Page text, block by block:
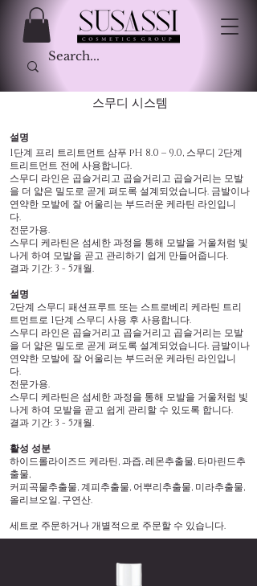
스무디 시스템
설명
1단계 프리 트리트먼트 샴푸 pH 8.0 – 9.0, 스무디 2단계
트리트먼트 전에 사용합니다.
스무디 라인은 곱슬거리고 곱슬거리고 곱슬거리는 모발
을 더 얇은 밀도로 곧게 펴도록 설계되었습니다. 금발이나
연약한 모발에 잘 어울리는 부드러운 케라틴 라인입니
다.
전문가용.
스무디 케라틴은 섬세한 과정을 통해 모발을 거울처럼 빛
나게 하여 모발을 곧고 관리하기 쉽게 만들어줍니다.
결과 기간: 3 - 5개월.
설명
2단계 스무디 패션프루트 또는 스트로베리 케라틴 트리
트먼트로 1단계 스무디 사용 후 사용합니다.
스무디 라인은 곱슬거리고 곱슬거리고 곱슬거리는 모발
을 더 얇은 밀도로 곧게 펴도록 설계되었습니다. 금발이나
연약한 모발에 잘 어울리는 부드러운 케라틴 라인입니
다.
전문가용.
스무디 케라틴은 섬세한 과정을 통해 모발을 거울처럼 빛
나게 하여 모발을 곧고 쉽게 관리할 수 있도록 합니다.
결과 기간: 3 - 5개월.
활성 성분
하이드롤라이즈드 케라틴, 과즙, 레몬추출물, 타마린드추
출물,
커피곡물추출물, 계피추출물, 어뿌리추출물, 미라추출물,
올리브오일, 구연산.
세트로 주문하거나 개별적으로 주문할 수 있습니다.